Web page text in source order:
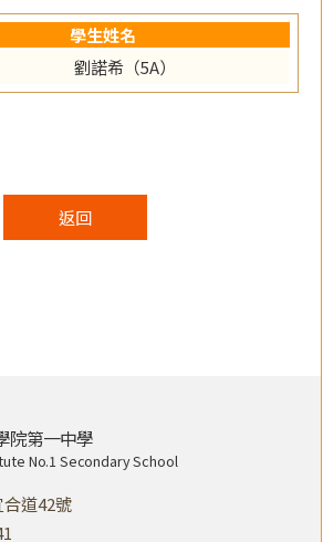
學生姓名
劉諾希（5A）
返回
院第一中學
No.1 Secondary School
道42號